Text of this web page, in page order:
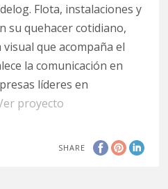
Flota, instalaciones y
su quehacer cotidiano,
que acompaña el
la comunicación en
líderes en
proyecto
SHARE